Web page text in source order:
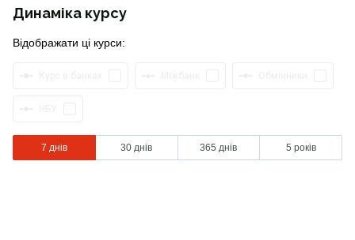
Динаміка курсу
Відображати ці курси:
7 днів 30 днів 365 днів 5 років